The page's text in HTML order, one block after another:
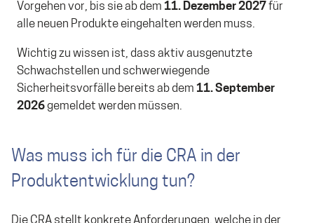
Vorgehen vor, bis sie ab dem 11. Dezember 2027 für
alle neuen Produkte eingehalten werden muss.
Wichtig zu wissen ist, dass aktiv ausgenutzte
Schwachstellen und schwerwiegende
Sicherheitsvorfälle bereits ab dem 11. September
2026gemeldet werden müssen.
Was muss ich für die CRA in der
Produktentwicklung tun?
Die CRA stellt konkrete Anforderungen, welche in der